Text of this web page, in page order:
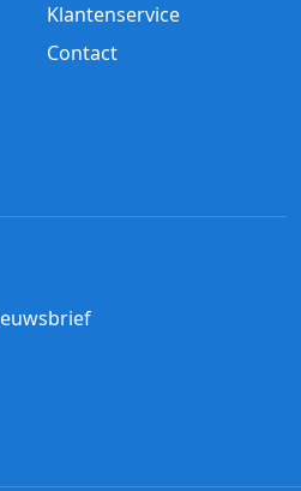
Klantenservice
Contact
Instagram
op Pinterest